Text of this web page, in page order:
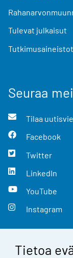
Tietoa
Tulevat julkaisut
Tutkimusaineistot
Seuraa
Tilaa
Facebook
Twitter
LinkedIn
YouTube
Instagram
Yhteystiedot